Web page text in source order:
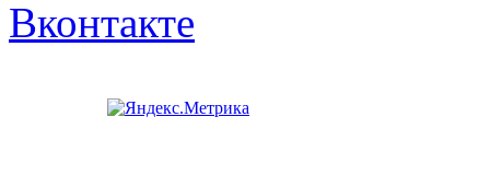
Вконтакте